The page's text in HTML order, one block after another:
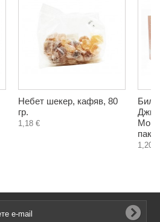
Небет шекер, кафяв, 80
гр.
1,18 €
1,20 €